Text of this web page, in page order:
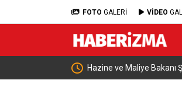
FOTO GALERİ VİDEO
Hazine ve Maliye Bakanı